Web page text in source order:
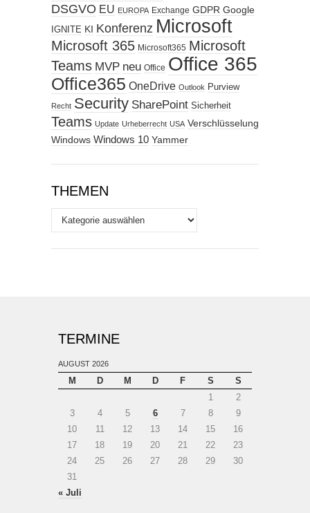
DSGVO EU EUROPA Exchange GDPR Google
IGNITE KI Konferenz Microsoft
Microsoft 365 Microsoft365 Microsoft
Teams MVP neu Office Office 365
Office365 OneDrive Outlook Purview
Recht Security SharePoint Sicherheit
Teams Update Urheberrecht USA Verschlüsselung
Windows Windows 10 Yammer
THEMEN
Themen
TERMINE
AUGUST 2026
M D M D F S
S
1
2
3
4 5 6 7 8
9
10
11 12 13 14 15
16
17
18 19 20 21 22
23
24
25 26 27 28 29
30
31
« Juli